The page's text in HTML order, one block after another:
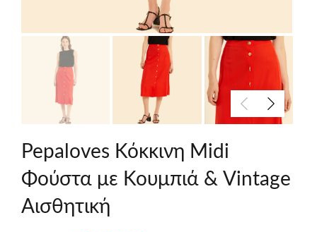
Pepaloves Κόκκινη Midi
Φούστα με Κουμπιά & Vintage
Αισθητική